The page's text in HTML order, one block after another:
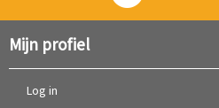
Mijn profiel
Log in